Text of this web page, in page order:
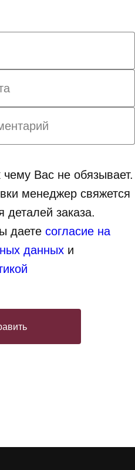
Вас не обязывает.
менеджер свяжется
деталей заказа.
даетесогласие на
данных и